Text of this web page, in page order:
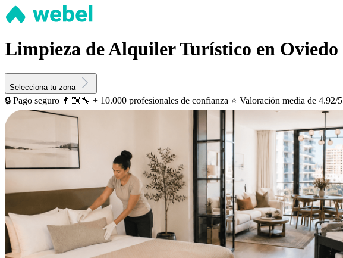
Limpieza de Alquiler Turístico en Oviedo
Selecciona tu zona
🔒 Pago seguro 👨🏼‍🔧 + 10.000 profesionales de confianza ⭐️ Valoración media de 4.92/5